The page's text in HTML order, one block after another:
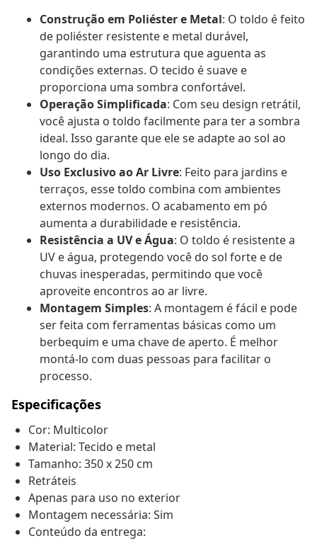
Construção em Poliéster e Metal: O toldo é feito
de poliéster resistente e metal durável,
garantindo uma estrutura que aguenta as
condições externas. O tecido é suave e
proporciona uma sombra confortável.
Operação Simplificada: Com seu design retrátil,
você ajusta o toldo facilmente para ter a sombra
ideal. Isso garante que ele se adapte ao sol ao
longo do dia.
Uso Exclusivo ao Ar Livre: Feito para jardins e
terraços, esse toldo combina com ambientes
externos modernos. O acabamento em pó
aumenta a durabilidade e resistência.
Resistência a UV e Água: O toldo é resistente a
UV e água, protegendo você do sol forte e de
chuvas inesperadas, permitindo que você
aproveite encontros ao ar livre.
Montagem Simples: A montagem é fácil e pode
ser feita com ferramentas básicas como um
berbequim e uma chave de aperto. É melhor
montá-lo com duas pessoas para facilitar o
processo.
Especificações
Cor: Multicolor
Material: Tecido e metal
Tamanho: 350 x 250 cm
Retráteis
Apenas para uso no exterior
Montagem necessária: Sim
Conteúdo da entrega: